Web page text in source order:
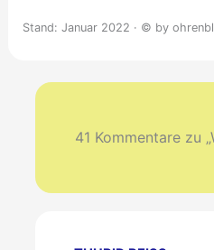
Stand: Januar 2022 · © by
41 Kommentare zu